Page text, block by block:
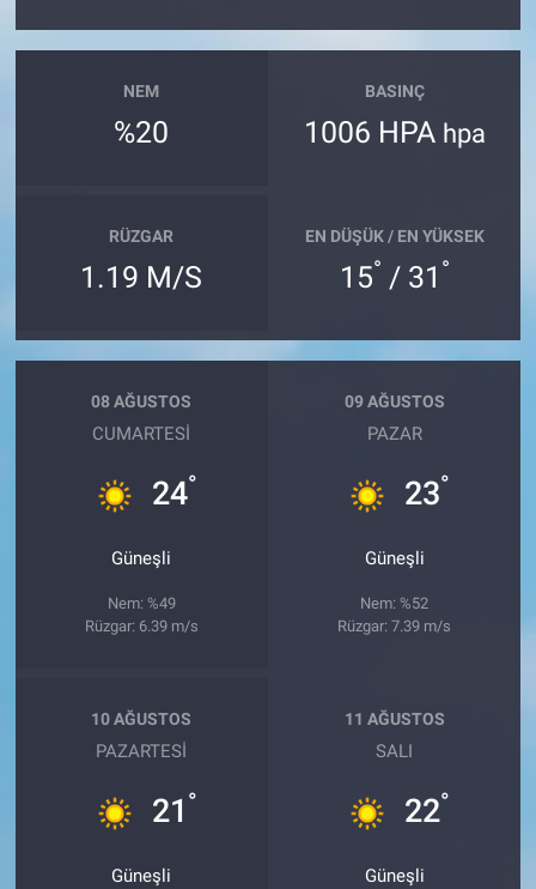
NEM
%20
BASINÇ
1006 HPA hpa
RÜZGAR
1.19 M/S
EN DÜŞÜK / EN YÜKSEK
15° / 31 °
08 AĞUSTOS
CUMARTESI
24°
Güneşli
Nem: %49
Rüzgar: 6.39 m/s
09 AĞUSTOS
PAZAR
23°
Güneşli
Nem: %52
Rüzgar: 7.39 m/s
10 AĞUSTOS
PAZARTESI
21 °
Güneşli
11 AĞUSTOS
SALI
22°
Güneşli